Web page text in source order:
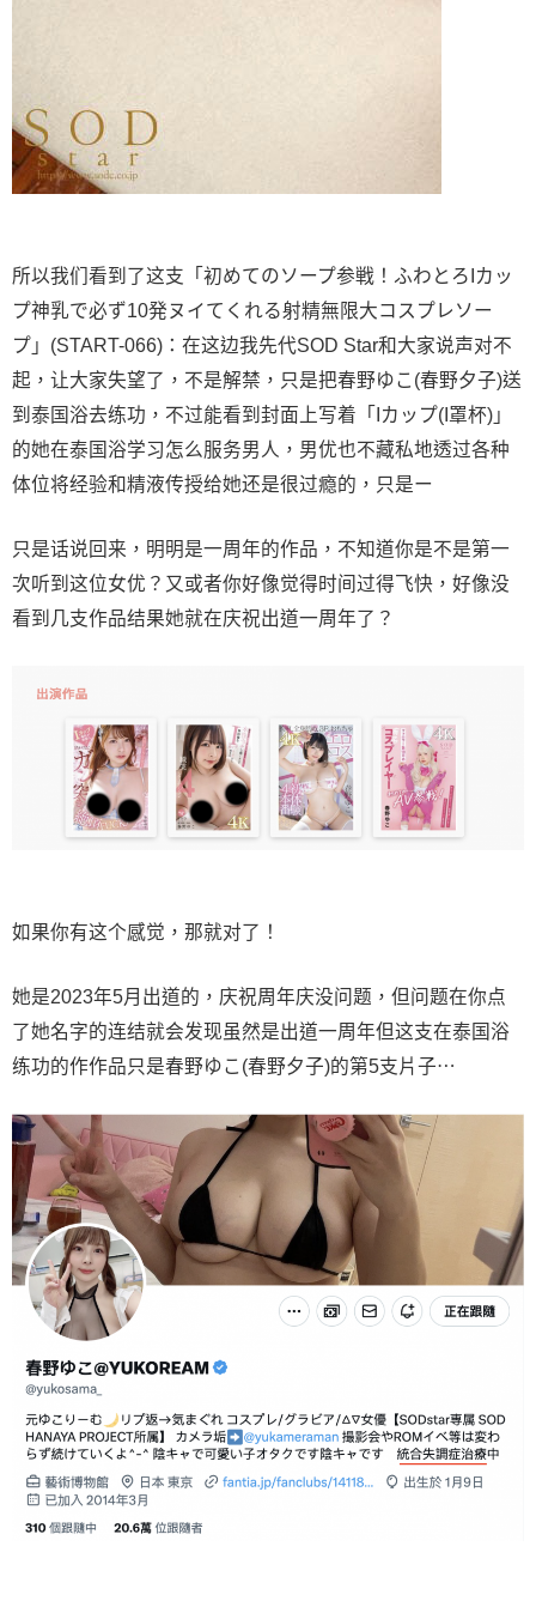
所以我们看到了这支「初めてのソープ参戦！ふわとろIカッ
プ神乳で必ず10発ヌイてくれる射精無限大コスプレソー
プ」(START-066)：在这边我先代SOD Star和大家说声对不
起，让大家失望了，不是解禁，只是把春野ゆこ(春野夕子)送
到泰国浴去练功，不过能看到封面上写着「Iカップ(I罩杯)」
的她在泰国浴学习怎么服务男人，男优也不藏私地透过各种
体位将经验和精液传授给她还是很过瘾的，只是ー
只是话说回来，明明是一周年的作品，不知道你是不是第一
次听到这位女优？又或者你好像觉得时间过得飞快，好像没
看到几支作品结果她就在庆祝出道一周年了？
如果你有这个感觉，那就对了！
她是2023年5月出道的，庆祝周年庆没问题，但问题在你点
了她名字的连结就会发现虽然是出道一周年但这支在泰国浴
练功的作作品只是春野ゆこ(春野夕子)的第5支片子⋯